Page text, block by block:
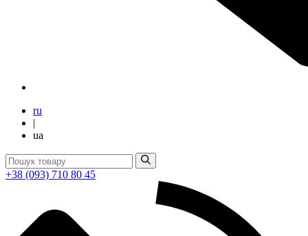
ru
|
ua
+38 (093) 710 80 45